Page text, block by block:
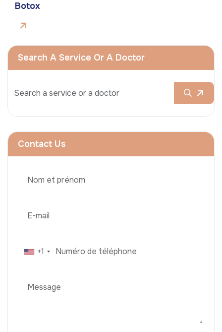
Botox
Search A Service Or A Doctor
Contact Us
+1